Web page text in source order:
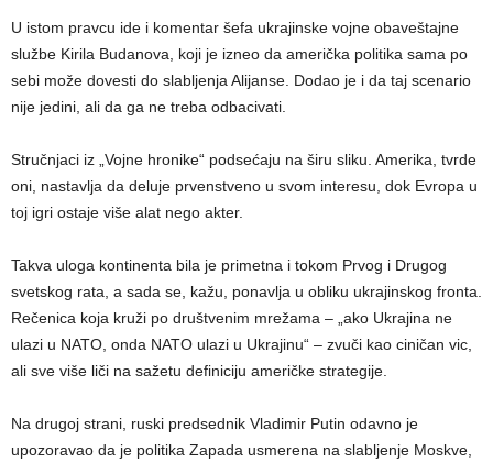
U istom pravcu ide i komentar šefa ukrajinske vojne obaveštajne
službe Kirila Budanova, koji je izneo da američka politika sama po
sebi može dovesti do slabljenja Alijanse. Dodao je i da taj scenario
nije jedini, ali da ga ne treba odbacivati.
Stručnjaci iz „Vojne hronike“ podsećaju na širu sliku. Amerika, tvrde
oni, nastavlja da deluje prvenstveno u svom interesu, dok Evropa u
toj igri ostaje više alat nego akter.
Takva uloga kontinenta bila je primetna i tokom Prvog i Drugog
svetskog rata, a sada se, kažu, ponavlja u obliku ukrajinskog fronta.
Rečenica koja kruži po društvenim mrežama – „ako Ukrajina ne
ulazi u NATO, onda NATO ulazi u Ukrajinu“ – zvuči kao ciničan vic,
ali sve više liči na sažetu definiciju američke strategije.
Na drugoj strani, ruski predsednik Vladimir Putin odavno je
upozoravao da je politika Zapada usmerena na slabljenje Moskve,